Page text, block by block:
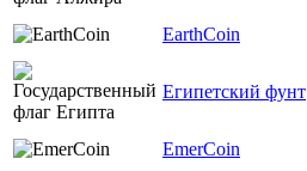
EarthCoin
Египетский фунт
EmerCoin